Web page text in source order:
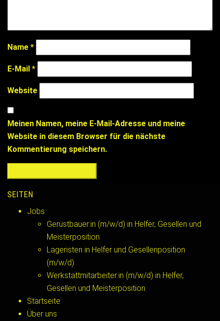
Name *
E-Mail *
Website
Meinen Namen, meine E-Mail-Adresse und meine
Website in diesem Browser für die nächste
Kommentierung speichern.
SEITEN
Jobs
Gerüstbauer:in (m/w/d) in Helfer, Gesellen und
Meisterposition
Lageristen in Helfer und Gesellenposition
(m/w/d)
Werkstattmitarbeiter:in (m/w/d) in Helfer,
Gesellen und Meisterposition
Startseite
Über uns